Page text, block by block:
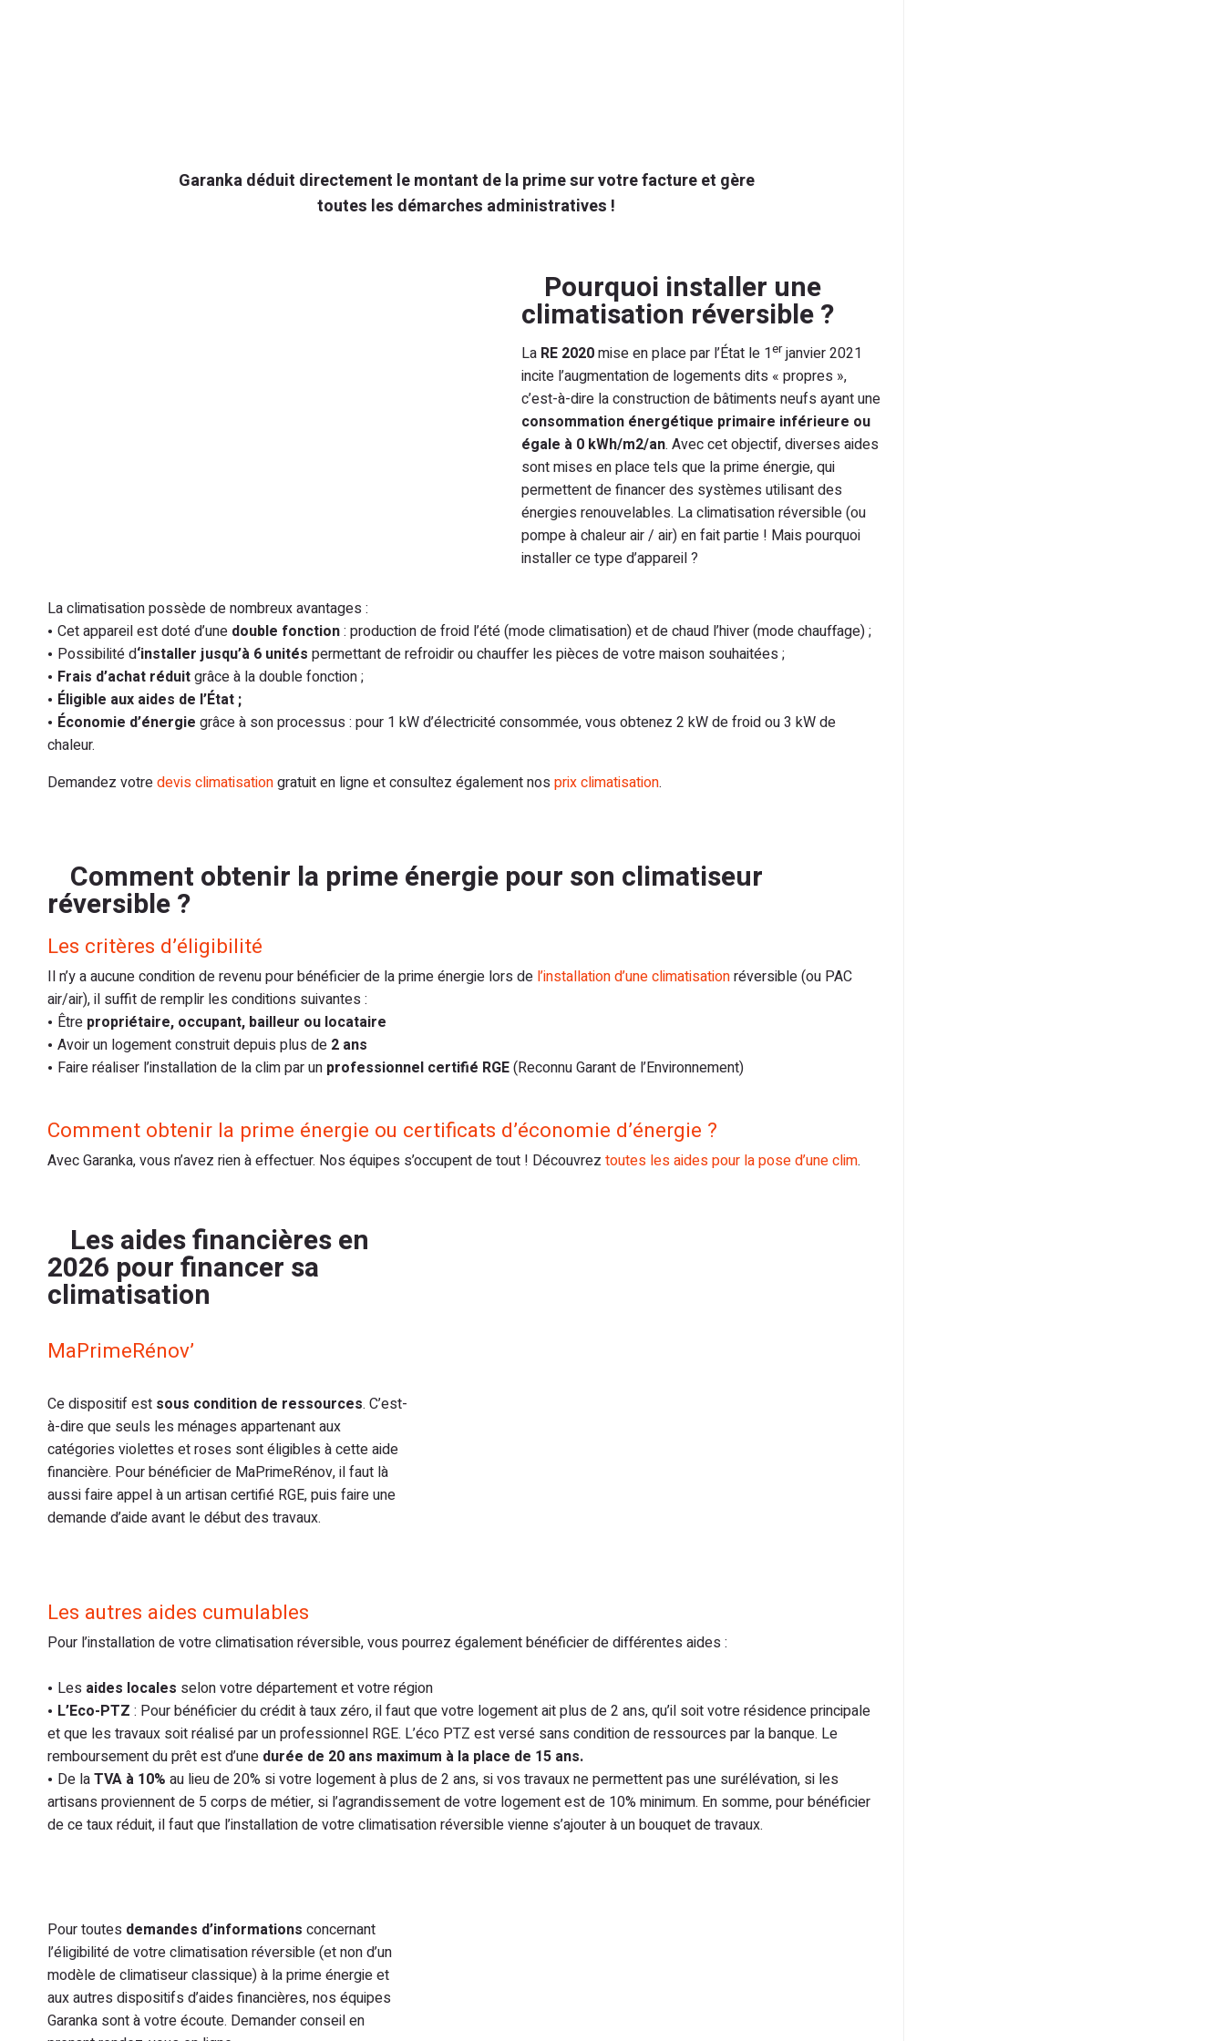
Garanka déduit directement le montant de la prime sur votre facture et gère
toutes les démarches administratives !
Pourquoi installer une
climatisation réversible ?
La RE 2020mise en place par l’État le 1erjanvier 2021
incite l’augmentation de logements dits « propres »,
c’est-à-dire la construction de bâtiments neufs ayant une
consommation énergétique primaire inférieure ou
égale à 0 kWh/m2/an. Avec cet objectif, diverses aides
sont mises en place tels que la prime énergie, qui
permettent de financer des systèmes utilisant des
énergies renouvelables. La climatisation réversible (ou
pompe à chaleur air / air) en fait partie ! Mais pourquoi
installer ce type d’appareil ?
La climatisation possède de nombreux avantages :
Cet appareil est doté d’une double fonction: production de froid l’été (mode climatisation) et de chaud l’hiver (mode chauffage) ;
Possibilité d‘installer jusqu’à 6 unités permettant de refroidir ou chauffer les pièces de votre maison souhaitées ;
Frais d’achat réduitgrâce à la double fonction ;
Éligible aux aides de l’État ;
Économie d’énergie grâce à son processus : pour 1 kW d’électricité consommée, vous obtenez 2 kW de froid ou 3 kW de
chaleur.
Demandez votredevis climatisationgratuit en ligne et consultez également nos prix climatisation.
Comment obtenir la prime énergie pour son climatiseur
réversible ?
Les critères d’éligibilité
Il n’y a aucune condition de revenu pour bénéficier de la prime énergie lors de l’installation d’une climatisationréversible (ou PAC
air/air), il suffit de remplir les conditions suivantes :
Être propriétaire, occupant, bailleur ou locataire
Avoir un logement construit depuis plus de 2 ans
Faire réaliser l’installation de la clim par un professionnel certifié RGE(Reconnu Garant de l’Environnement)
Comment obtenir la prime énergie ou certificats d’économie d’énergie ?
Avec Garanka, vous n’avez rien à effectuer. Nos équipes s’occupent de tout ! Découvrez toutes les aides pour la pose d’une clim.
Les aides financières en
2026 pour financer sa
climatisation
MaPrimeRénov’
Ce dispositif est sous condition de ressources. C’est-
à-dire que seuls les ménages appartenant aux
catégories violettes et roses sont éligibles à cette aide
financière. Pour bénéficier de MaPrimeRénov, il faut là
aussi faire appel à un artisan certifié RGE, puis faire une
demande d’aide avant le début des travaux.
Les autres aides cumulables
Pour l’installation de votre climatisation réversible, vous pourrez également bénéficier de différentes aides :
Les aides locales selon votre département et votre région
L’Eco-PTZ : Pour bénéficier du crédit à taux zéro, il faut que votre logement ait plus de 2 ans, qu’il soit votre résidence principale
et que les travaux soit réalisé par un professionnel RGE. L’éco PTZ est versé sans condition de ressources par la banque. Le
remboursement du prêt est d’une durée de 20 ans maximum à la place de 15 ans.
De laTVA à 10% au lieu de 20% si votre logement à plus de 2 ans, si vos travaux ne permettent pas une surélévation, si les
artisans proviennent de 5 corps de métier, si l’agrandissement de votre logement est de 10% minimum. En somme, pour bénéficier
de ce taux réduit, il faut que l’installation de votre climatisation réversible vienne s’ajouter à un bouquet de travaux.
Pour toutes demandes d’informations concernant
l’éligibilité de votre climatisation réversible (et non d’un
modèle de climatiseur classique) à la prime énergie et
aux autres dispositifs d’aides financières, nos équipes
Garanka sont à votre écoute. Demander conseil en